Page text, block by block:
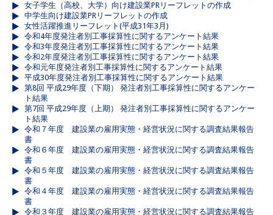
女子学生（高校、大学）向け建設業PRリーフレットの作成
中学生向け建設業PRリーフレットの作成
女性活躍推進リーフレット(平成31年3月)
令和4年度発注者別工事採算性に関するアンケート結果
令和3年度発注者別工事採算性に関するアンケート結果
令和2年度発注者別工事採算性に関するアンケート結果
令和元年度発注者別工事採算性に関するアンケート結果
平成30年度発注者別工事採算性に関するアンケート結果
第8回 平成29年度（下期） 発注者別工事採算性に関するアンケー
ト結果
第7回 平成29年度（上期） 発注者別工事採算性に関するアンケー
ト結果
令和７年度 建設業の雇用実態・経営状況に関する調査結果報告
書
令和６年度 建設業の雇用実態・経営状況に関する調査結果報告
書
令和５年度 建設業の雇用実態・経営状況に関する調査結果報告
書
令和４年度 建設業の雇用実態・経営状況に関する調査結果報告
書
令和３年度 建設業の雇用実態・経営状況に関する調査結果報告